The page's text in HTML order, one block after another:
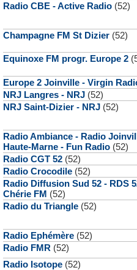
Radio CBE - Active Radio (52)
Champagne FM St Dizier (52)
Equinoxe FM progr. Europe 2
Europe 2 Joinville - Virgin
NRJ Langres - NRJ (52)
NRJ Saint-Dizier - NRJ (52)
Radio Ambiance - Radio
Haute-Marne - Fun Radio (52)
Radio CGT 52 (52)
Radio Crocodile (52)
Radio Diffusion Sud 52 - RDS
Chérie FM (52)
Radio du Triangle (52)
Radio Ephémère (52)
Radio FMR (52)
Radio Isotope (52)